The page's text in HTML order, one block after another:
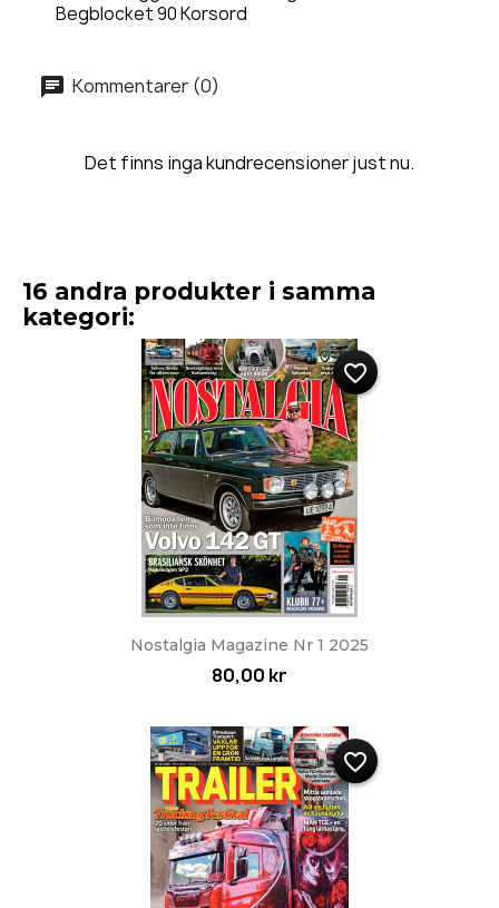
Begblocket 90 Korsord
Kommentarer (0)
Det finns inga kundrecensioner just nu.
16 andra produkter i samma
kategori:
Nostalgia Magazine Nr 1 2025
80,00 kr
favorite_border
favorite_border